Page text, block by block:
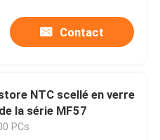
Contact
NTC scellé en verre
la série MF57
PCs